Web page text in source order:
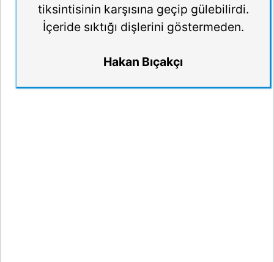
tiksintisinin karşısına geçip gülebilirdi.
İçeride sıktığı dişlerini göstermeden.
Hakan Bıçakçı